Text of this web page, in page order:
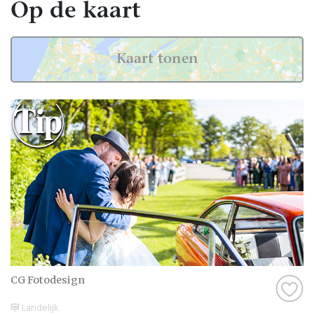
CG Fotodesign
Landelijk
Op de kaart
Kaart tonen